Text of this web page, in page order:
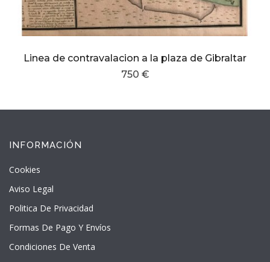
Linea de contravalacion a la plaza de Gibraltar
750 €
INFORMACIÓN
Cookies
Aviso Legal
Politica De Privacidad
Formas De Pago Y Envíos
Condiciones De Venta